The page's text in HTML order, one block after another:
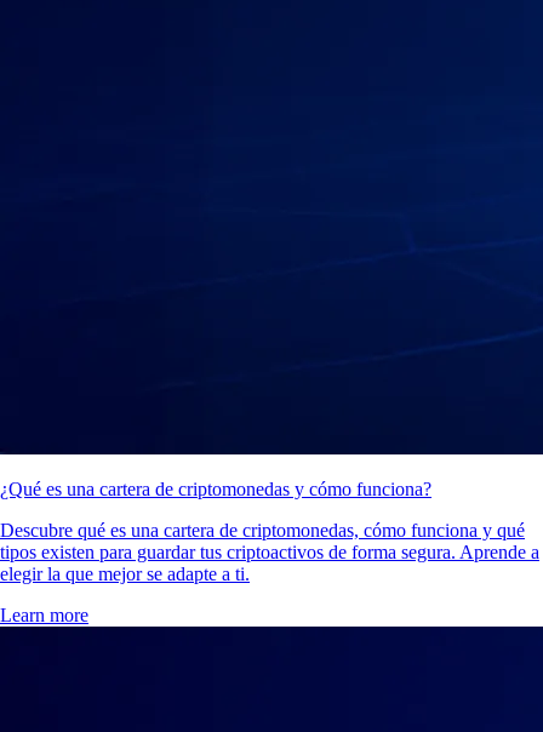
¿Qué es una cartera de criptomonedas y cómo funciona?
Descubre qué es una cartera de criptomonedas, cómo funciona y qué
tipos existen para guardar tus criptoactivos de forma segura. Aprende a
elegir la que mejor se adapte a ti.
Learn more